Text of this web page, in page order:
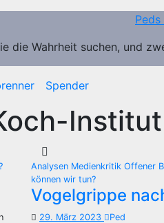
die Wahrheit suchen, und
Spender
Institut
Analysen Medienkritik Offener
können wir tun?
Vogelgrippe
29. März 2023
Ped